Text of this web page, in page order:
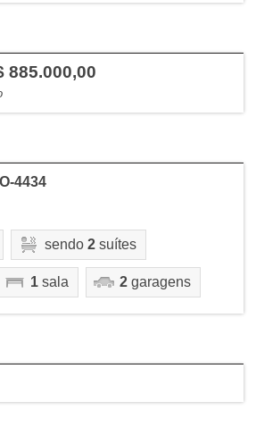
885.000,00
4434
sendo 2suítes
1sala 2garagens